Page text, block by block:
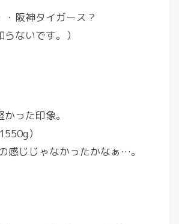
・阪神タイガース？
らないです。）
った印象。
）
感じじゃなかったかなぁ…。